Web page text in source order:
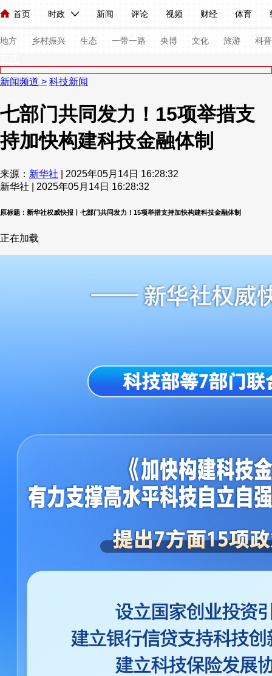
首页 时政 新闻 评论 视频 财经 体育
人民领袖习近平 联播+ 中国领导人 央视快评 习式妙语
直播 栏目大全 节目单 听音 微视频 主持人
海外频道 iPanda English Монгол
地方 乡村振兴 生态 一带一路 央博 文化 旅游 科普
总台春晚 网络春晚
新闻 国内 国际 评论 经济 军事
视频 小央视频 小央直播
现场 前线 比划 快看 蓝海中国 新兵请入列
体育
生态环境 一带一路 央博
节目单 栏目 片库 热播榜
新闻频道 > 科技新闻
七部门共同发力！15项举措支
持加快构建科技金融体制
来源： 新华社 | 2025年05月14日 16:28:32
新华社 | 2025年05月14日 16:28:32
原标题：新华社权威快报丨七部门共同发力！15项举措支持加快构建科技金融体制
正在加载